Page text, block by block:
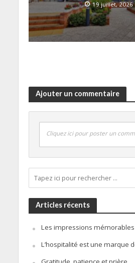
19 juillet, 2026
Ajouter un commentaire
Cliquez ici pour poster un
Articles récents
Les impressions mémorables
L’hospitalité est une marque